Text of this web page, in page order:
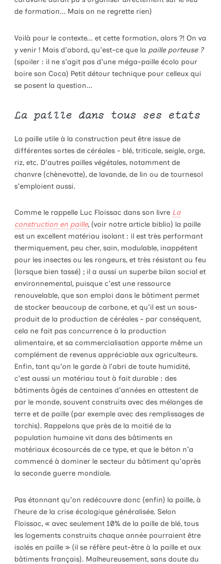
de formation... Mais on ne regrette rien)
Voilà pour le contexte... et cette formation, alors ?! On va
y venir ! Mais d'abord, qu'est-ce que la paille porteuse ?
(spoiler : il ne s'agit pas d'une méga-paille écolo pour
boire son Coca) Petit détour technique pour celleux qui
se posent la question...
La paille dans tous ses états
La paille utile à la construction peut être issue de
différentes sortes de céréales - blé, triticale, seigle, orge,
riz, etc. D'autres pailles végétales, notamment de
chanvre (chènevotte), de lavande, de lin ou de tournesol
s'emploient aussi.
Comme le rappelle Luc Floissac dans son livre La
construction en paille, (voir notre article biblio) la paille
est un excellent matériau isolant : il est très performant
thermiquement, peu cher, sain, modulable, inappétent
pour les insectes ou les rongeurs, et très résistant au feu
(lorsque bien tassé) ; il a aussi un superbe bilan social et
environnemental, puisque c'est une ressource
renouvelable, que son emploi dans le bâtiment permet
de stocker beaucoup de carbone, et qu'il est un sous-
produit de la production de céréales - par conséquent,
cela ne fait pas concurrence à la production
alimentaire, et sa commercialisation apporte même un
complément de revenus appréciable aux agriculteurs.
Enfin, tant qu'on le garde à l'abri de toute humidité,
c'est aussi un matériau tout à fait durable : des
bâtiments âgés de centaines d'années en attestent de
par le monde, souvent construits avec des mélanges de
terre et de paille (par exemple avec des remplissages de
torchis). Rappelons que près de la moitié de la
population humaine vit dans des bâtiments en
matériaux écosourcés de ce type, et que le béton n'a
commencé à dominer le secteur du bâtiment qu'après
la seconde guerre mondiale.
Pas étonnant qu'on redécouvre donc (enfin) la paille, à
l'heure de la crise écologique généralisée. Selon
Floissac, « avec seulement 10% de la paille de blé, tous
les logements construits chaque année pourraient être
isolés en paille » (il se réfère peut-être à la paille et aux
bâtiments français). Malheureusement, sans doute du